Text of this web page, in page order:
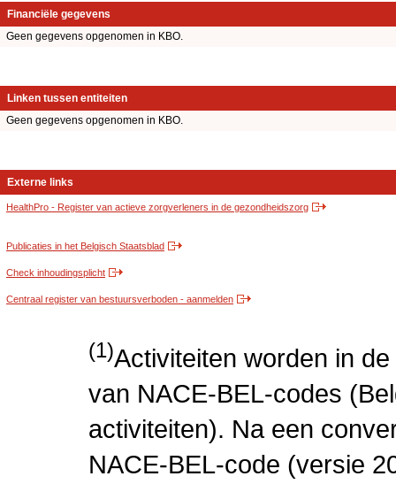
Financiële gegevens
Geen gegevens opgenomen in KBO.
Linken tussen entiteiten
Geen gegevens opgenomen in KBO.
Externe links
HealthPro - Register van actieve zorgverleners in de gezondheidszorg
Publicaties in het Belgisch Staatsblad
Check inhoudingsplicht
Centraal register van bestuursverboden - aanmelden
(1)Activiteiten worden in
van NACE-BEL-codes
activiteiten). Na een
NACE-BEL-code (versie